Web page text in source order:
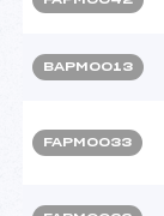
BAPM0013
FAPM0033